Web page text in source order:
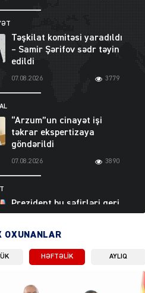
Təşkilat komitəsi yaradıldı
– Samir Şərifov sədr təyin
edildi
07.08.2026 3779
“Arzum”un cinayət işi
təkrar ekspertizaya
göndərildi
07.08.2026 3890
Prezident bu səfirləri geri
çağırdı – Abel
Moskvada güclü partlayış
OXUNANLAR
HƏFTƏLIK AYLIQ